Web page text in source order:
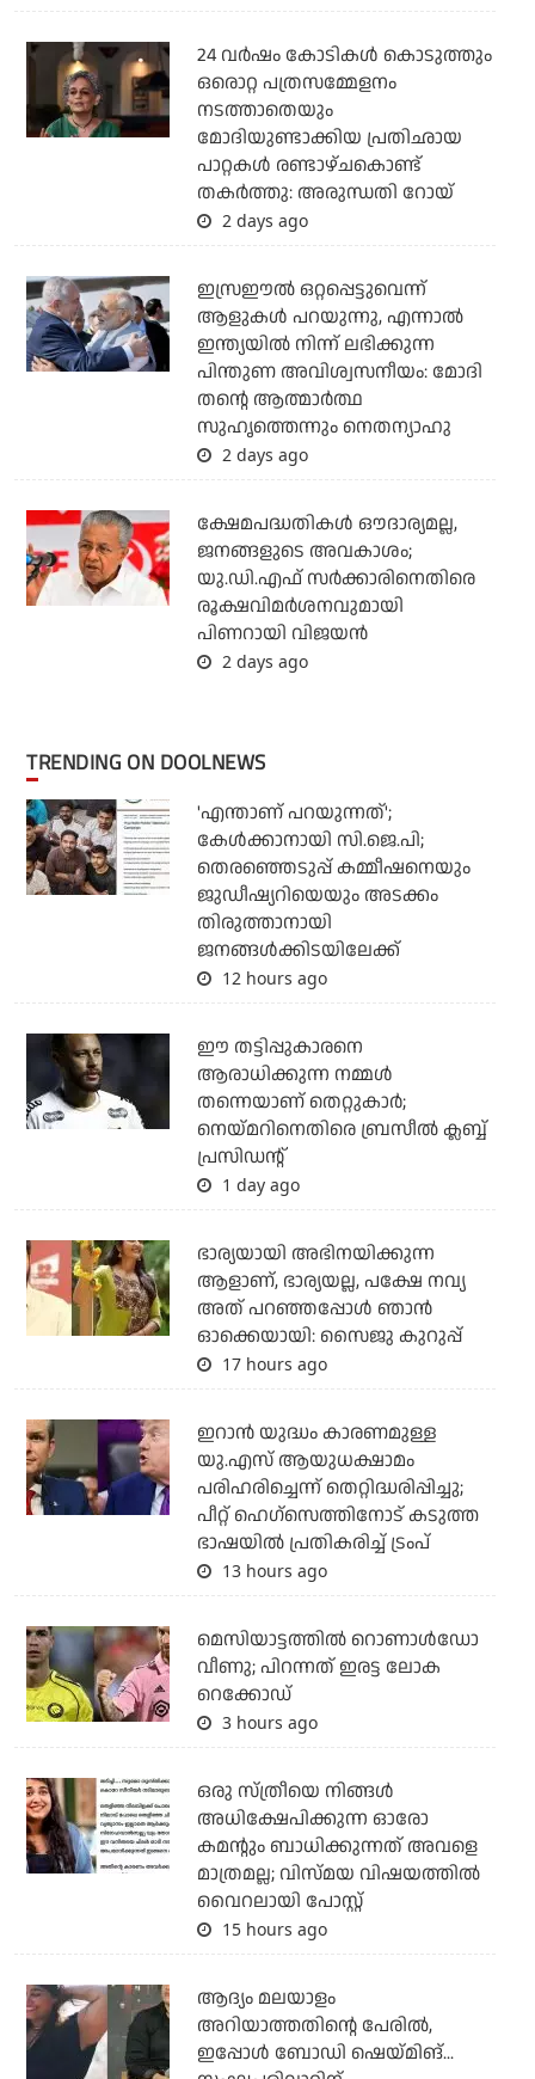
24 വര്‍ഷം കോടികള്‍ കൊടുത്തും
ഒരൊറ്റ പത്രസമ്മേളനം
നടത്താതെയും
മോദിയുണ്ടാക്കിയ പ്രതിഛായ
പാറ്റകള്‍ രണ്ടാഴ്ചകൊണ്ട്
തകര്‍ത്തു: അരുന്ധതി റോയ്
2 days ago
ഇസ്രഈല്‍ ഒറ്റപ്പെട്ടുവെന്ന്
ആളുകള്‍ പറയുന്നു, എന്നാല്‍
ഇന്ത്യയില്‍ നിന്ന് ലഭിക്കുന്ന
പിന്തുണ അവിശ്വസനീയം: മോദി
തന്റെ ആത്മാര്‍ത്ഥ
സുഹൃത്തെന്നും നെതന്യാഹു
2 days ago
ക്ഷേമപദ്ധതികള്‍ ഔദാര്യമല്ല,
ജനങ്ങളുടെ അവകാശം;
യു.ഡി.എഫ് സര്‍ക്കാരിനെതിരെ
രൂക്ഷവിമര്‍ശനവുമായി
പിണറായി വിജയന്‍
2 days ago
TRENDING ON DOOLNEWS
'എന്താണ് പറയുന്നത്';
കേള്‍ക്കാനായി സി.ജെ.പി;
തെരഞ്ഞെടുപ്പ് കമ്മീഷനെയും
ജുഡീഷ്യറിയെയും അടക്കം
തിരുത്താനായി
ജനങ്ങള്‍ക്കിടയിലേക്ക്
12 hours ago
ഈ തട്ടിപ്പുകാരനെ
ആരാധിക്കുന്ന നമ്മള്‍
തന്നെയാണ് തെറ്റുകാര്‍;
നെയ്മറിനെതിരെ ബ്രസീല്‍ ക്ലബ്ബ്
പ്രസിഡന്റ്
1 day ago
ഭാര്യയായി അഭിനയിക്കുന്ന
ആളാണ്, ഭാര്യയല്ല, പക്ഷേ നവ്യ
അത് പറഞ്ഞപ്പോള്‍ ഞാന്‍
ഓക്കെയായി: സൈജു കുറുപ്പ്
17 hours ago
ഇറാന്‍ യുദ്ധം കാരണമുള്ള
യു.എസ് ആയുധക്ഷാമം
പരിഹരിച്ചെന്ന് തെറ്റിദ്ധരിപ്പിച്ചു;
പീറ്റ് ഹെഗ്‌സെത്തിനോട് കടുത്ത
ഭാഷയില്‍ പ്രതികരിച്ച് ട്രംപ്
13 hours ago
മെസിയാട്ടത്തില്‍ റൊണാള്‍ഡോ
വീണു; പിറന്നത് ഇരട്ട ലോക
റെക്കോഡ്
3 hours ago
ഒരു സ്ത്രീയെ നിങ്ങള്‍
അധിക്ഷേപിക്കുന്ന ഓരോ
കമന്റും ബാധിക്കുന്നത് അവളെ
മാത്രമല്ല; വിസ്മയ വിഷയത്തില്‍
വൈറലായി പോസ്റ്റ്
15 hours ago
ആദ്യം മലയാളം
അറിയാത്തതിന്റെ പേരില്‍,
ഇപ്പോള്‍ ബോഡി ഷെയ്മിങ്...